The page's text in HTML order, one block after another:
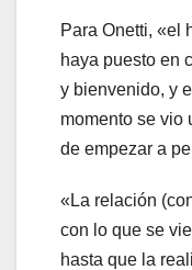
Para Onetti, «el
haya puesto en
y bienvenido, y
momento se vio
de empezar a
«La relación
con lo que se
hasta que la